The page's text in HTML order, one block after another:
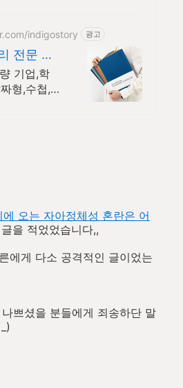
indigostory 광고
전문 대
할인
기업,학
형,수첩,
오는 자아정체성 혼란은 어
을 적었었습니다,,
에게 다소 공격적인 글이었는
쁘셨을 분들에게 죄송하단 말